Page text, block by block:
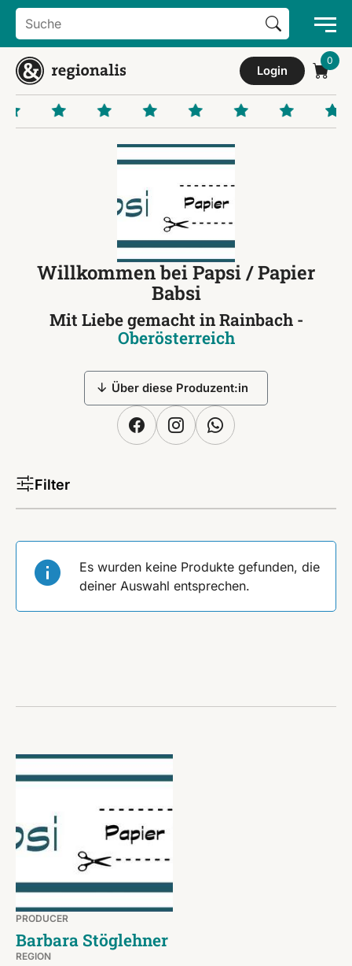
Search
for:
Search Button
Login
Willkommen bei Papsi / Papier
Babsi
Mit Liebe gemacht in Rainbach -
Oberösterreich
Über diese Produzent:in
Filter
Es wurden keine Produkte gefunden, die
deiner Auswahl entsprechen.
PRODUCER
Barbara Stöglehner
REGION